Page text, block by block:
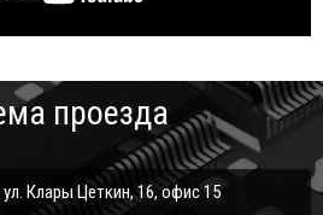
проезда
ул. Клары Цеткин, 16, офис 15